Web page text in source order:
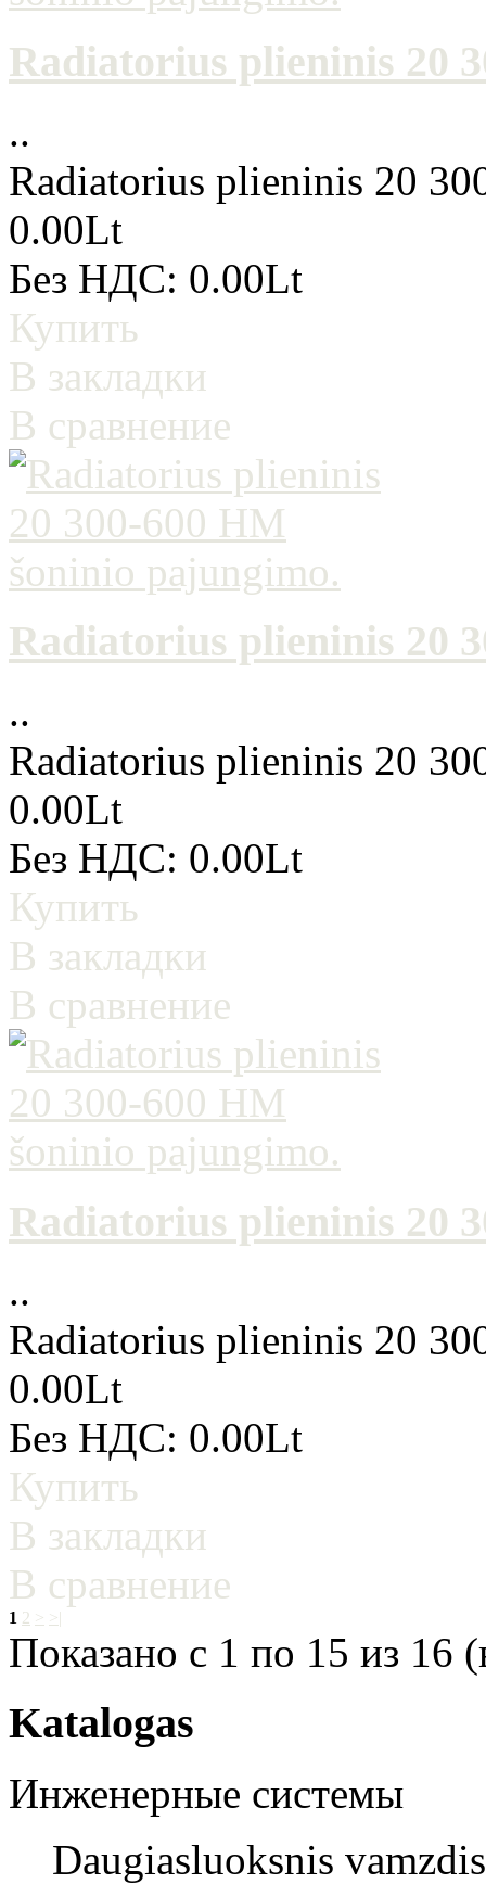
Radiatorius plieninis 20
..
Radiatorius plieninis 20
0.00Lt
Без НДС: 0.00Lt
Купить
В закладки
В сравнение
Radiatorius plieninis 20
..
Radiatorius plieninis 20
0.00Lt
Без НДС: 0.00Lt
Купить
В закладки
В сравнение
Radiatorius plieninis 20
..
Radiatorius plieninis 20
0.00Lt
Без НДС: 0.00Lt
Купить
В закладки
В сравнение
1 2 > >|
Показано с 1 по 15 из 16
Katalogas
Инженерные системы
Daugiasluoksnis